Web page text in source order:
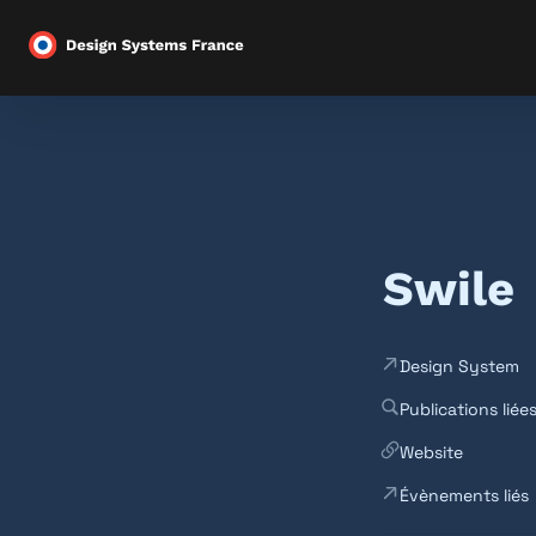
Swile
Design System
Publications liées
Website
Évènements liés